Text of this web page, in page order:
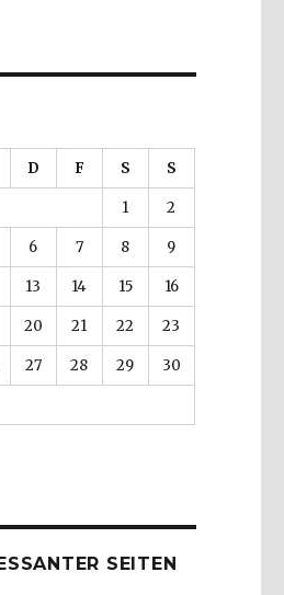
D F S S
1 2
6 7 8 9
13 14 15 16
20 21 22 23
27 28 29 30
SEITEN